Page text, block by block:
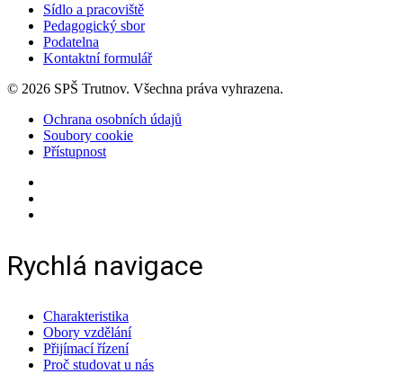
Sídlo a pracoviště
Pedagogický sbor
Podatelna
Kontaktní formulář
© 2026 SPŠ Trutnov. Všechna práva vyhrazena.
Ochrana osobních údajů
Soubory cookie
Přístupnost
Rychlá navigace
Charakteristika
Obory vzdělání
Přijímací řízení
Proč studovat u nás